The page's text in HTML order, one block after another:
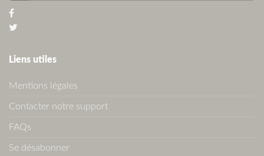
Liens utiles
Mentions légales
Contacter notre support
FAQs
Se désabonner